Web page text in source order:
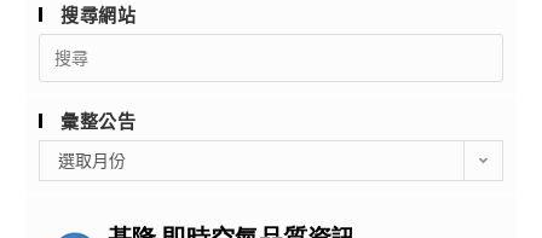
搜尋網站
Search
for:
彙整公告
整
選取月份